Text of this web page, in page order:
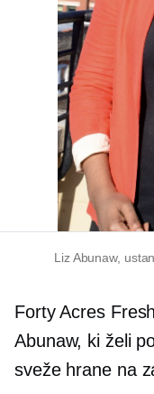
Liz Abunaw,
Forty Acres
Abunaw, ki želi
sveže hrane na